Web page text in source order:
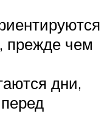
прежде чем
дни,